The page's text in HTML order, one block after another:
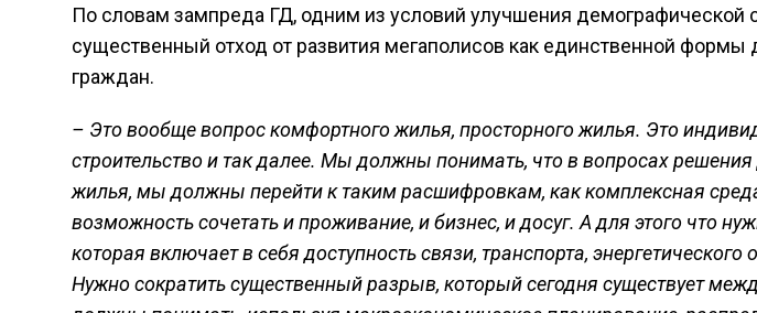
По словам зампреда ГД, одним из условий улучшения демографической
существенный отход от развития мегаполисов как единственной формы
граждан.
– Это вообще вопрос комфортного жилья, просторного жилья. Это
строительство и так далее. Мы должны понимать, что в вопросах
жилья, мы должны перейти к таким расшифровкам, как комплексная
возможность сочетать и проживание, и бизнес, и досуг. А для этого что
которая включает в себя доступность связи, транспорта,
Нужно сократить существенный разрыв, который сегодня существует